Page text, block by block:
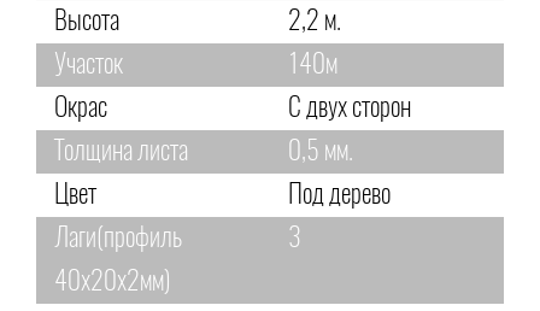
Высота
2,2 м.
Участок
140м
Окрас
С двух сторон
Толщина листа
0,5 мм.
Цвет
Под дерево
Лаги(профиль
40х20х2мм)
3